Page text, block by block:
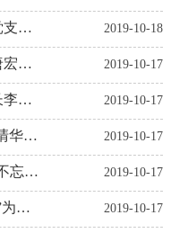
2019-10-18
【审计局】柳州市城中区审计局党支部积极开展“不忘初心、牢记使命”主题教育工作
2019-10-17
【河东办】城中区政府党组成员唐宏虎到河东街道开展“不忘初心、牢记使命”主题调研活动
2019-10-17
【中南办】城中区委副书记、区长李柳彬到中南街道开展“不忘初心、牢记使命”主题教育调查研究活动
2019-10-17
【河东办】党建引领•清洁家园—清华坊社区党委开展“不忘初心、牢记使命”党员志愿服务活动
2019-10-17
【河东办】清华坊社区党委开展“不忘初心、牢记使命”主题党课学习教育活动
2019-10-17
【民政局】“不忘初心、牢记使命”为民办实事，做好养老机构发展工作